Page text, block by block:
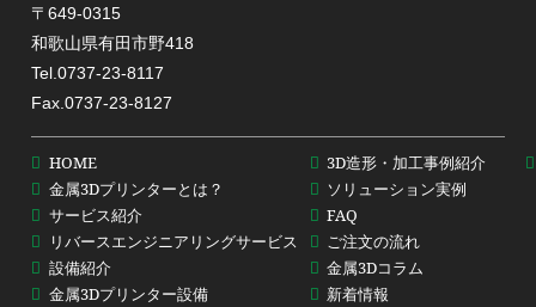
〒649-0315
和歌山県有田市野418
Tel.0737-23-8117
Fax.0737-23-8127
HOME
金属3Dプリンターとは？
サービス紹介
リバースエンジニアリングサービス
設備紹介
金属3Dプリンター設備
3D造形・加工事例紹介
ソリューション実例
FAQ
ご注文の流れ
金属3Dコラム
新着情報